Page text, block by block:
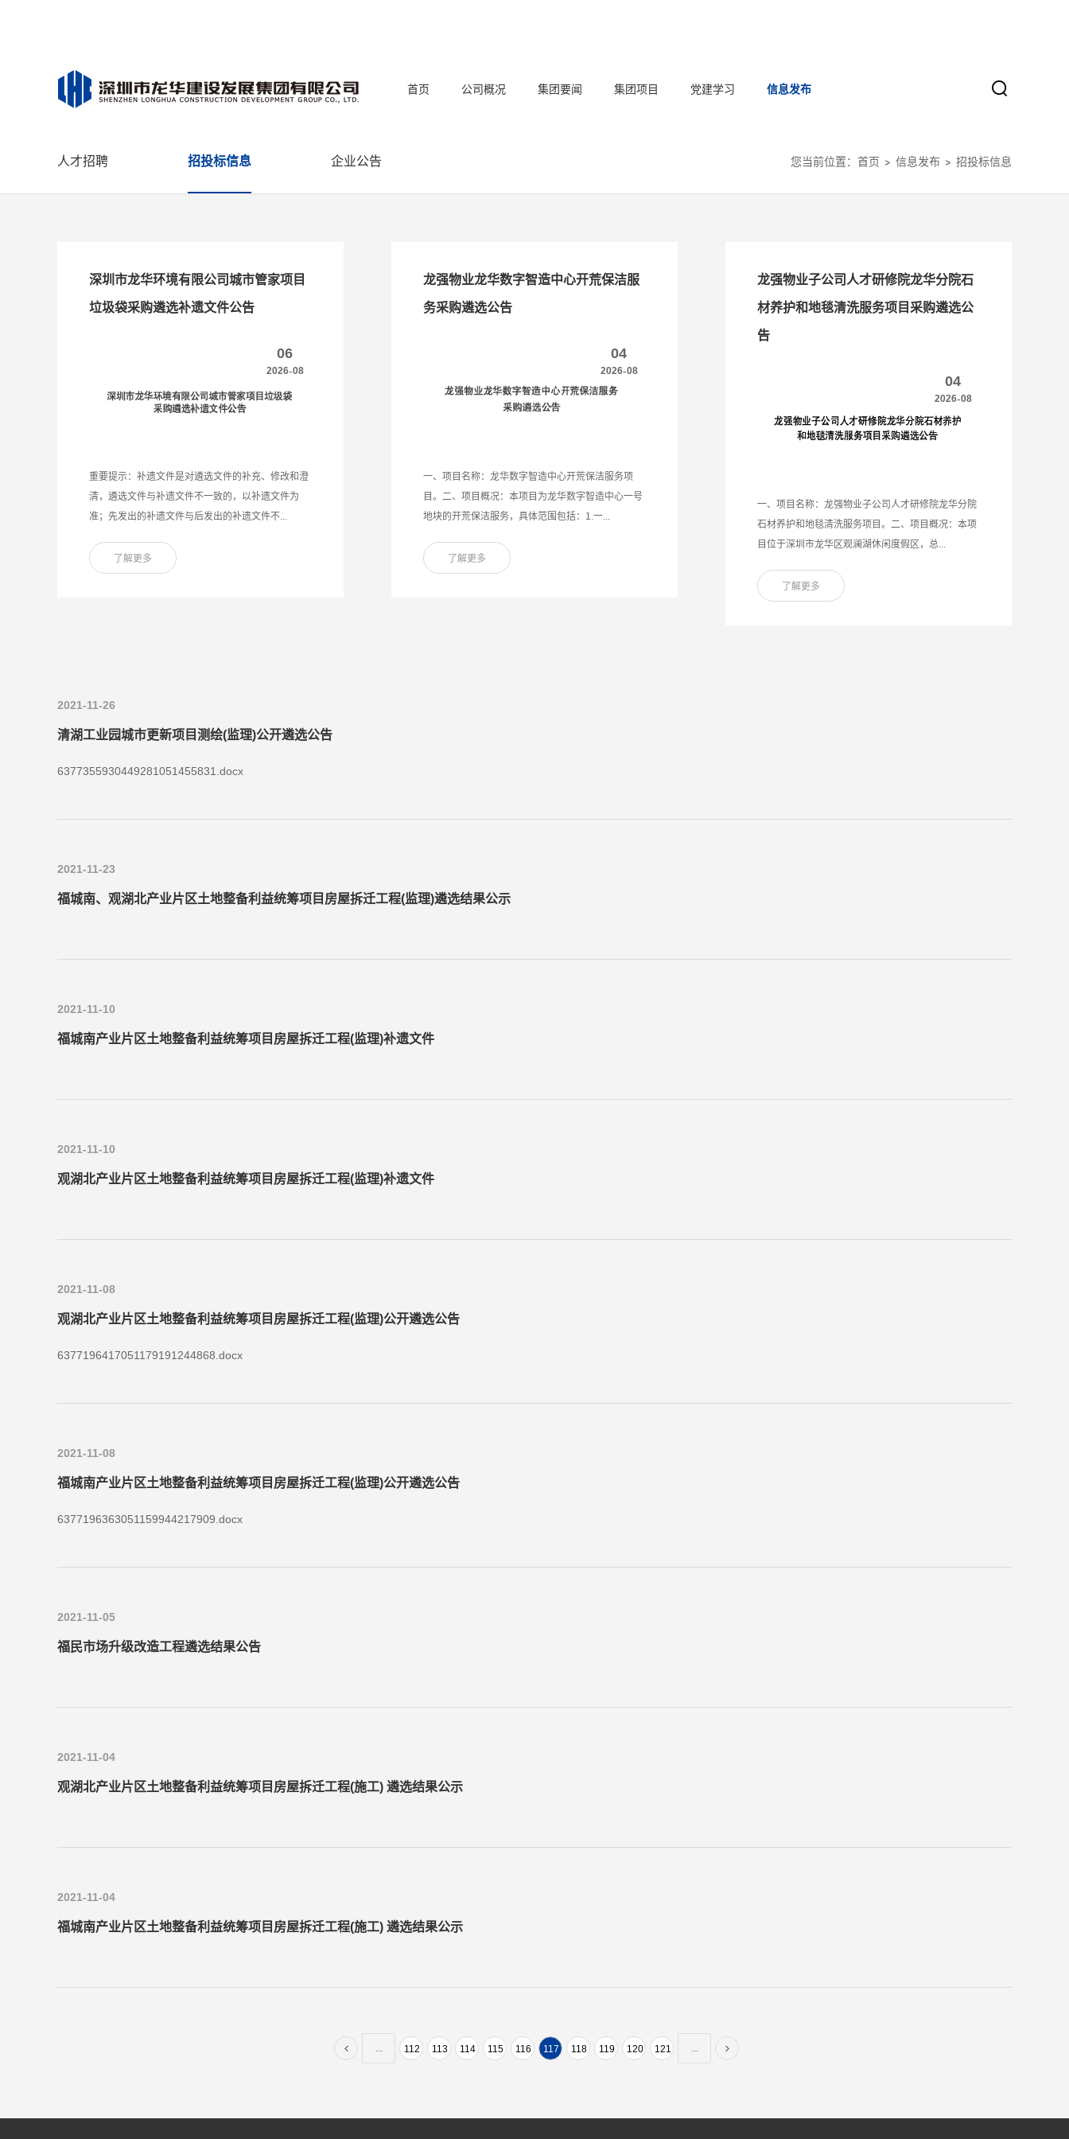
首页 公司概况 集团要闻 集团项目 党建学习 信息发布
人才招聘 招投标信息 企业公告 您当前位置： 首页 信息发布 招投标信息
深圳市龙华环境有限公司城市管家项目
垃圾袋采购遴选补遗文件公告
06
2026-08
重要提示：补遗文件是对遴选文件的补充、修改和澄
清，遴选文件与补遗文件不一致的，以补遗文件为
准；先发出的补遗文件与后发出的补遗文件不...
了解更多
龙强物业龙华数字智造中心开荒保洁服
务采购遴选公告
04
2026-08
一、项目名称：龙华数字智造中心开荒保洁服务项
目。二、项目概况：本项目为龙华数字智造中心一号
地块的开荒保洁服务，具体范围包括：1.一...
了解更多
龙强物业子公司人才研修院龙华分院石
材养护和地毯清洗服务项目采购遴选公
告
04
2026-08
一、项目名称：龙强物业子公司人才研修院龙华分院
石材养护和地毯清洗服务项目。二、项目概况：本项
目位于深圳市龙华区观澜湖休闲度假区，总...
了解更多
2021-11-26
清湖工业园城市更新项目测绘(监理)公开遴选公告
6377355930449281051455831.docx
2021-11-23
福城南、观湖北产业片区土地整备利益统筹项目房屋拆迁工程(监理)遴选结果公示
2021-11-10
福城南产业片区土地整备利益统筹项目房屋拆迁工程(监理)补遗文件
2021-11-10
观湖北产业片区土地整备利益统筹项目房屋拆迁工程(监理)补遗文件
2021-11-08
观湖北产业片区土地整备利益统筹项目房屋拆迁工程(监理)公开遴选公告
6377196417051179191244868.docx
2021-11-08
福城南产业片区土地整备利益统筹项目房屋拆迁工程(监理)公开遴选公告
6377196363051159944217909.docx
2021-11-05
福民市场升级改造工程遴选结果公告
2021-11-04
观湖北产业片区土地整备利益统筹项目房屋拆迁工程(施工) 遴选结果公示
2021-11-04
福城南产业片区土地整备利益统筹项目房屋拆迁工程(施工) 遴选结果公示
... 112 113 114 115 116 117 118 119 120 121 ...